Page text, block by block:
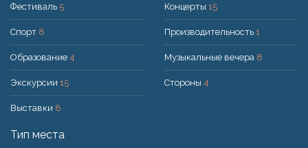
Фестиваль 5
Спорт 8
Образование 4
Экскурсии 15
Выставки 8
Концерты 15
Производительность 1
Музыкальные вечера 8
Стороны 4
Тип места